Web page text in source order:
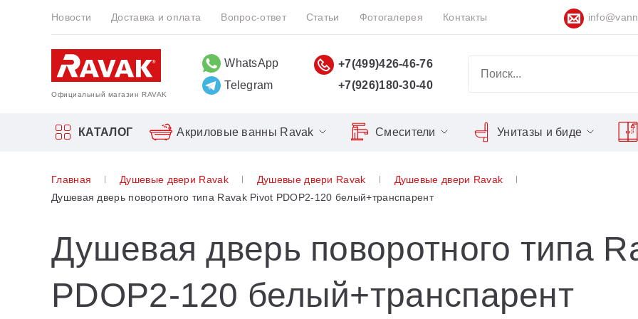
Новости Доставка и оплата Вопрос-ответ Статьи Фотогалерея Контакты
Официальный магазин RAVAK
WhatsApp
Telegram
+7(499)426-46-76
+7(926)180-30-40
КАТАЛОГ
Акриловые ванны Ravak
Шторки для ванн
Мебель для ванной
Душевые двери
Поддоны для душа
Сиденья OVO для душевых
уголков
Акриловые ванны Ravak
Угловые
Отдельностоящие
Asymmetric
Domino
Formy
Gentiana
Смесители
Двойные душевые системы Ravak
Отдельностоящие
Серия 10 ° Free
Серия Flat
Серия LIFE
Серия Puri
Унитазы и биде
Инсталляция для унитазов и биде Сиденья для унитазов
Blix
Brilliant
Cool
Nexty
Главная Душевые двери Ravak Душевые двери Ravak
Душевые двери Ravak
Душевая дверь поворотного типа Ravak Pivot PDOP2-120 белый+транспарент
Душевая дверь поворотного типа
PDOP2-120 белый+транспарент